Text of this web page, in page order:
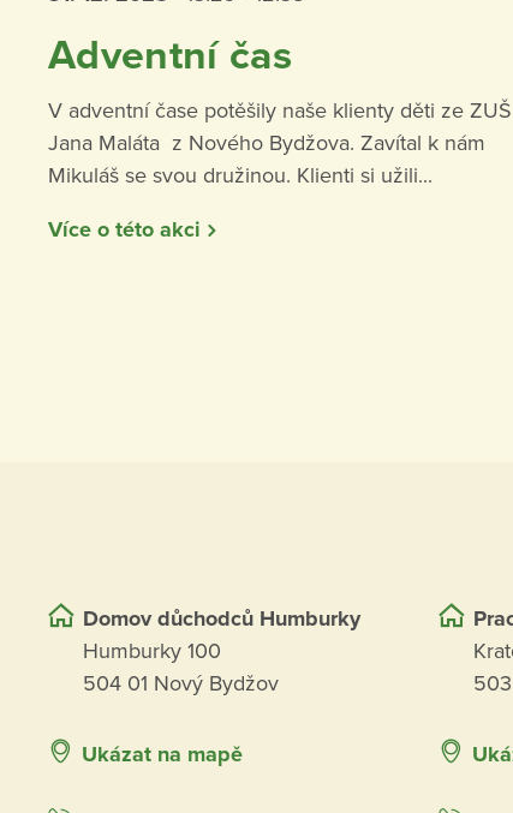
Adventní čas
V adventní čase potěšily naše klienty děti ze ZUŠ
Jana Maláta z Nového Bydžova. Zavítal k nám
Mikuláš se svou družinou. Klienti si užili...
Více o této akci
Domov důchodců Humburky
Humburky 100
504 01 Nový Bydžov
Ukázat na mapě